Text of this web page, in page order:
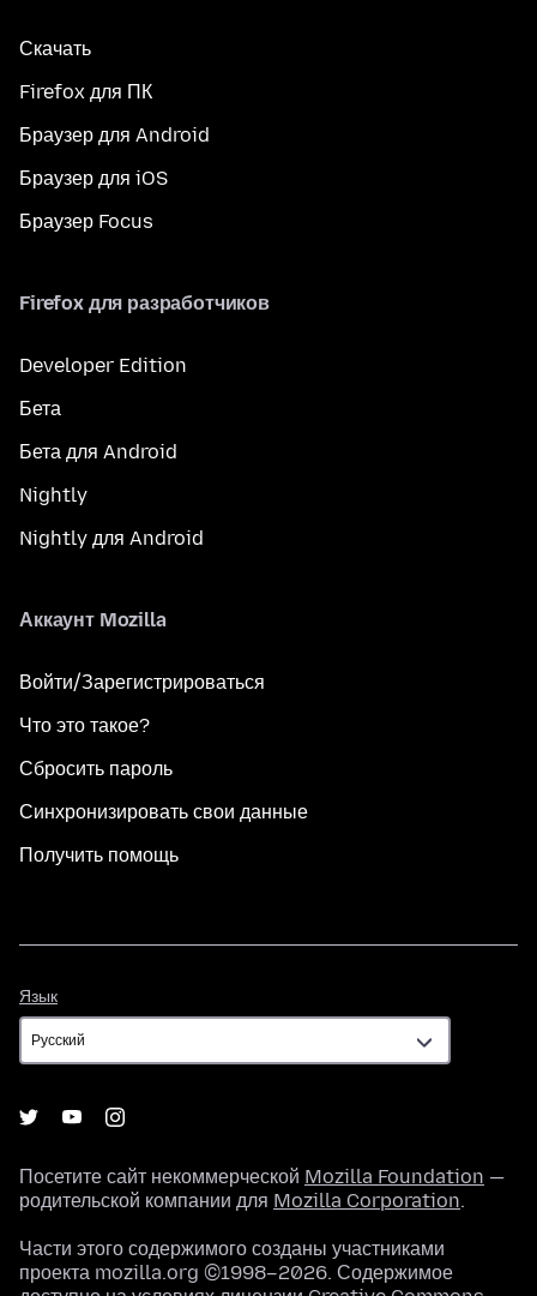
Скачать
Firefox для ПК
Браузер для Android
Браузер для iOS
Браузер Focus
Firefox для разработчиков
Developer Edition
Бета
Бета для Android
Nightly
Nightly для Android
Аккаунт Mozilla
Войти/Зарегистрироваться
Что это такое?
Сбросить пароль
Синхронизировать свои данные
Получить помощь
Язык
Посетите сайт некоммерческой Mozilla Foundation —
родительской компании для Mozilla Corporation.
Части этого содержимого созданы участниками
проекта mozilla.org ©1998–2026. Содержимое